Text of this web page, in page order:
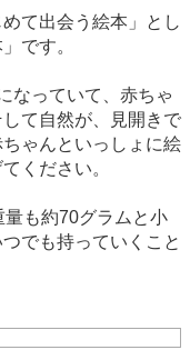
て出会う絵本」とし
です。
なっていて、赤ちゃ
て自然が、見開きで
ゃんといっしょに絵
ください。
も約70グラムと小
でも持っていくこと